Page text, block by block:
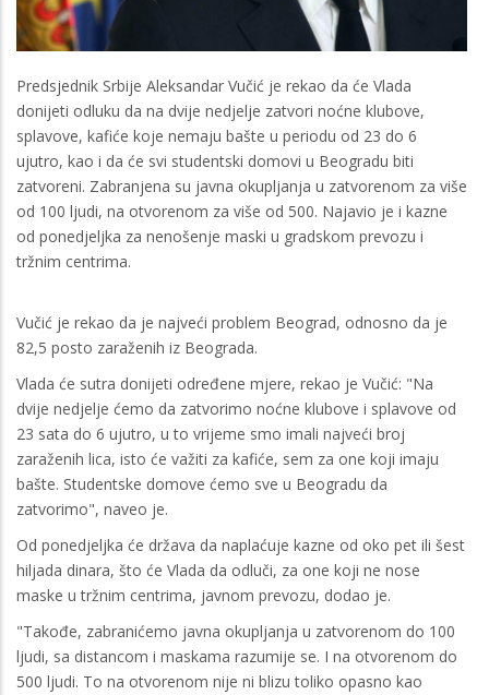
Predsjednik Srbije Aleksandar Vučić je rekao da će Vlada
donijeti odluku da na dvije nedjelje zatvori noćne klubove,
splavove, kafiće koje nemaju bašte u periodu od 23 do 6
ujutro, kao i da će svi studentski domovi u Beogradu biti
zatvoreni. Zabranjena su javna okupljanja u zatvorenom za više
od 100 ljudi, na otvorenom za više od 500. Najavio je i kazne
od ponedjeljka za nenošenje maski u gradskom prevozu i
tržnim centrima.
Vučić je rekao da je najveći problem Beograd, odnosno da je
82,5 posto zaraženih iz Beograda.
Vlada će sutra donijeti određene mjere, rekao je Vučić: "Na
dvije nedjelje ćemo da zatvorimo noćne klubove i splavove od
23 sata do 6 ujutro, u to vrijeme smo imali najveći broj
zaraženih lica, isto će važiti za kafiće, sem za one koji imaju
bašte. Studentske domove ćemo sve u Beogradu da
zatvorimo", naveo je.
Od ponedjeljka će država da naplaćuje kazne od oko pet ili šest
hiljada dinara, što će Vlada da odluči, za one koji ne nose
maske u tržnim centrima, javnom prevozu, dodao je.
"Takođe, zabranićemo javna okupljanja u zatvorenom do 100
ljudi, sa distancom i maskama razumije se. I na otvorenom do
500 ljudi. To na otvorenom nije ni blizu toliko opasno kao